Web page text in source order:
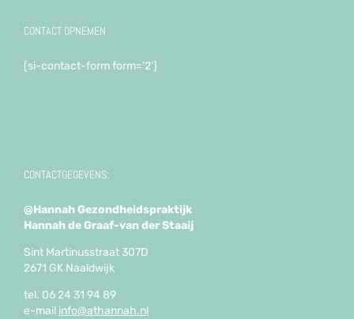
CONTACT OPNEMEN
[si-contact-form form='2']
CONTACTGEGEVENS:
@Hannah Gezondheidspraktijk
Hannah de Graaf-van der Staaij
Sint Martinusstraat 307D
2671 GK Naaldwijk
tel. 06 24 31 94 89
e-mail info@athannah.nl